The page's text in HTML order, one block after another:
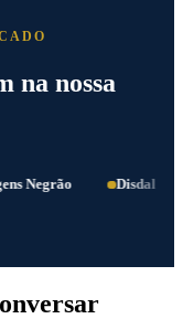
na nossa
Negrão Disdal